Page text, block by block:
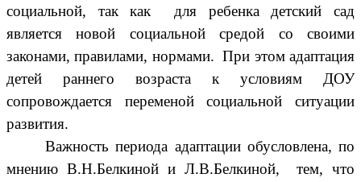
социальной, так как для ребенка детский сад
является новой социальной средой со своими
законами, правилами, нормами. При этом адаптация
детей раннего возраста к условиям ДОУ
сопровождается переменой социальной ситуации
развития.
Важность периода адаптации обусловлена, по
мнению В.Н.Белкиной и Л.В.Белкиной, тем, что